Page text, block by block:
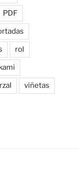
PDF
rol
viñetas